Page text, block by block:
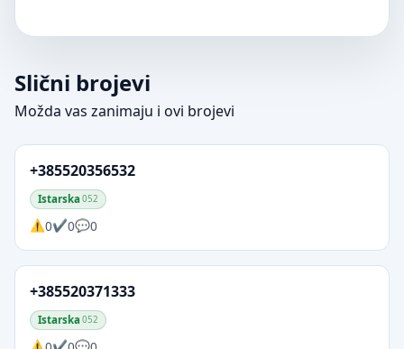
Slični brojevi
Možda vas zanimaju i ovi brojevi
+385520356532
Istarska 052
0 0 0
+385520371333
Istarska 052